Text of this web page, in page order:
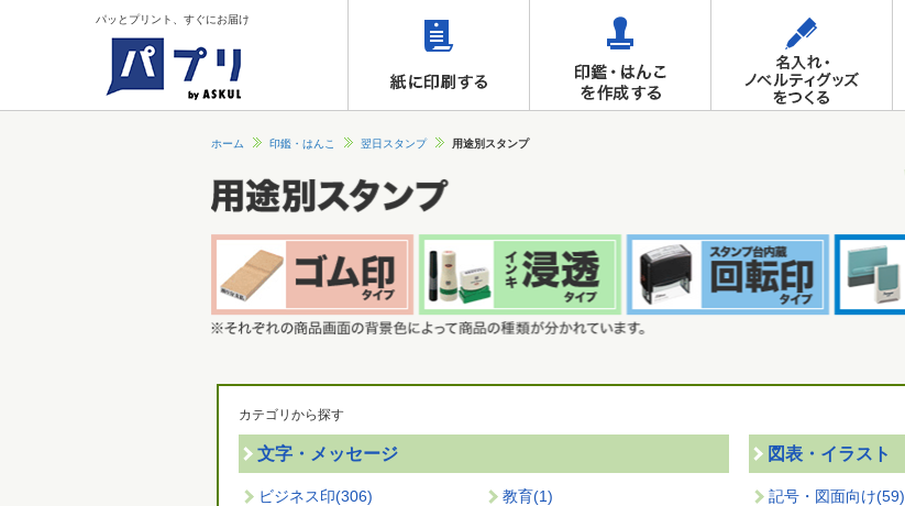
パッとプリント、すぐにお届け
ホーム 印鑑・はんこ 翌日スタンプ 用途別スタンプ
カテゴリから探す
文字・メッセージ
ビジネス印(306) 教育(1)
図表・イラスト
記号・図面向け(59)